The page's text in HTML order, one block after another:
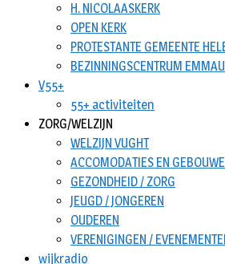
H. NICOLAASKERK
OPEN KERK
PROTESTANTE GEMEENTE
BEZINNINGSCENTRUM
V55+
55+ activiteiten
ZORG/WELZIJN
WELZIJN VUGHT
ACCOMODATIES EN
GEZONDHEID / ZORG
JEUGD / JONGEREN
OUDEREN
VERENIGINGEN /
wijkradio